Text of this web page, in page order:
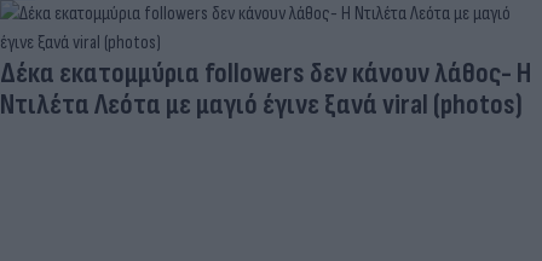
Δέκα εκατομμύρια followers δεν κάνουν λάθος- Η
Ντιλέτα Λεότα με μαγιό έγινε ξανά viral (photos)